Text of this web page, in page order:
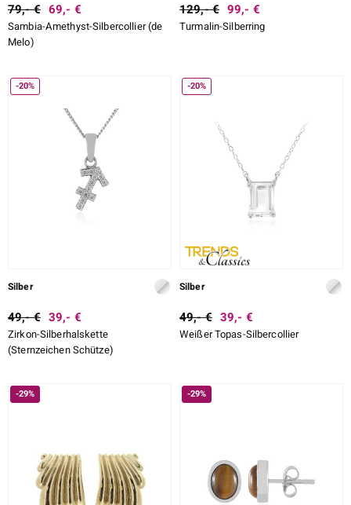
79,- € 69,- €
Sambia-Amethyst-Silbercollier (de
Melo)
129,- € 99,- €
Turmalin-Silberring
-20%
Silber
49,- € 39,- €
Zirkon-Silberhalskette
(Sternzeichen Schütze)
-20%
Silber
49,- € 39,- €
Weißer Topas-Silbercollier
-29% -29%